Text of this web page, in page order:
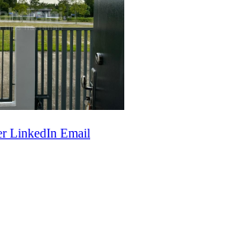
LinkedIn Email